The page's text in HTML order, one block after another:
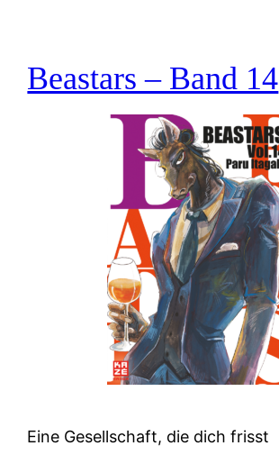
Beastars – Band 14
Eine Gesellschaft, die dich frisst